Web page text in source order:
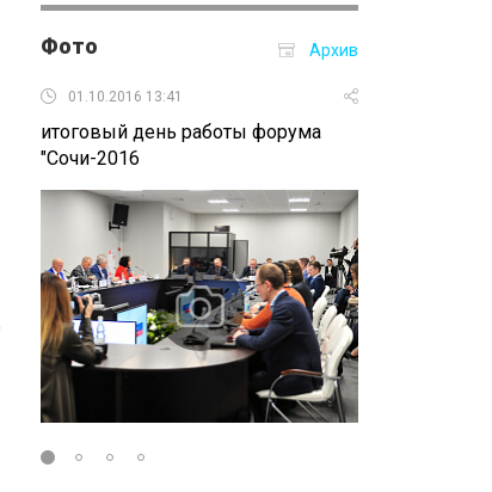
Фото Архив
01.10.2016 13:41
итоговый день работы форума
"Сочи-2016